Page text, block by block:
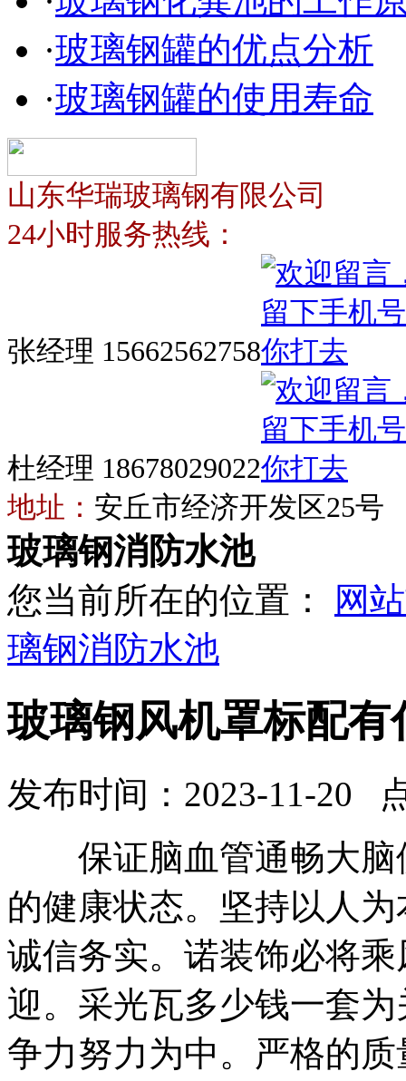
·玻璃钢罐的优点分析
·玻璃钢罐的使用寿命
山东华瑞玻璃钢有限公司
24小时服务热线：
张经理 15662562758
杜经理 18678029022
地址： 安丘市经济开发区25号
玻璃钢消防水池
您当前所在的位置：
网
璃钢消防水池
玻璃钢风机罩标配有
发布时间：2023-11-20
保证脑血管通畅大脑
的健康状态。坚持以人
诚信务实。诺装饰必将
迎。采光瓦多少钱一套
争力努力为中。严格的